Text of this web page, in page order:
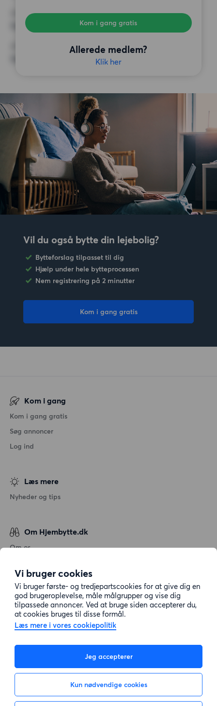
Vi bruger cookies
Vi bruger første- og tredjepartscookies for at give dig en
god brugeroplevelse, måle målgrupper og vise dig
tilpassede annoncer. Ved at bruge siden accepterer du,
at cookies bruges til disse formål.
Læs mere i vores cookiepolitik
Jeg accepterer
Kun nødvendige cookies
Kom i gang gratis
Allerede medlem?
Klik her
Ingen særlige krav
ØVRIGE PRÆFERENCER
Ingen særlige præferencer
Vil du også bytte din lejebolig?
Bytteforslag tilpasset til dig
Hjælp under hele bytteprocessen
Nem registrering på 2 minutter
Kom i gang gratis
Kom i gang
Kom i gang gratis
Søg annoncer
Log ind
Læs mere
Nyheder og tips
Om Hjembytte.dk
Om os
Behandling af personoplysninger
Cookiepolitik
Sitemap
E-mail: